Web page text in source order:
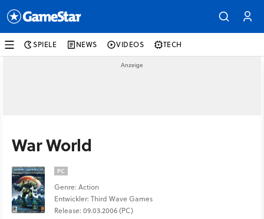
SPIELE NEWS VIDEOS TECH
War World
PC
Genre: Action
Entwickler: Third Wave Games
Release: 09.03.2006 (PC)